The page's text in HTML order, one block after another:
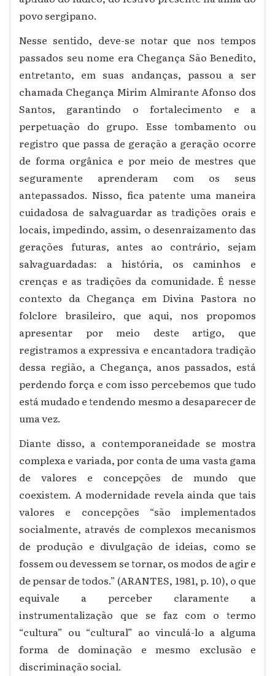
povo sergipano.
Nesse sentido, deve-se notar que nos tempos
passados seu nome era Chegança São Benedito,
entretanto, em suas andanças, passou a ser
chamada Chegança Mirim Almirante Afonso dos
Santos, garantindo o fortalecimento e a
perpetuação do grupo. Esse tombamento ou
registro que passa de geração a geração ocorre
de forma orgânica e por meio de mestres que
seguramente aprenderam com os seus
antepassados. Nisso, fica patente uma maneira
cuidadosa de salvaguardar as tradições orais e
locais, impedindo, assim, o desenraizamento das
gerações futuras, antes ao contrário, sejam
salvaguardadas: a história, os caminhos e
crenças e as tradições da comunidade. É nesse
contexto da Chegança em Divina Pastora no
folclore brasileiro, que aqui, nos propomos
apresentar por meio deste artigo, que
registramos a expressiva e encantadora tradição
dessa região, a Chegança, anos passados, está
perdendo força e com isso percebemos que tudo
está mudado e tendendo mesmo a desaparecer de
uma vez.
Diante disso, a contemporaneidade se mostra
complexa e variada, por conta de uma vasta gama
de valores e concepções de mundo que
coexistem. A modernidade revela ainda que tais
valores e concepções “são implementados
socialmente, através de complexos mecanismos
de produção e divulgação de ideias, como se
fossem ou devessem se tornar, os modos de agir e
de pensar de todos.” (ARANTES, 1981, p. 10), o que
equivale a perceber claramente a
instrumentalização que se faz com o termo
“cultura” ou “cultural” ao vinculá-lo a alguma
forma de dominação e mesmo exclusão e
discriminação social.